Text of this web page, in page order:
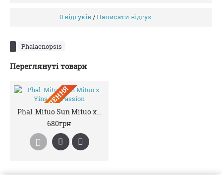
0 відгуків/Написати відгук
Phalaenopsis
Переглянуті товари
ПIД ЗАМОВЛЕННЯ
Phal. Mituo Sun Mituo x Yins Dot Passion
680грн